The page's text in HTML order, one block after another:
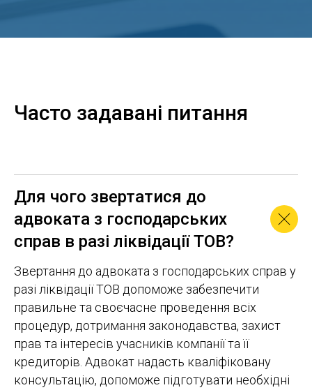
Часто задавані питання
Для чого звертатися до
адвоката з господарських
справ в разі ліквідації ТОВ?
Звертання до адвоката з господарських справ у
разі ліквідації ТОВ допоможе забезпечити
правильне та своєчасне проведення всіх
процедур, дотримання законодавства, захист
прав та інтересів учасників компанії та її
кредиторів. Адвокат надасть кваліфіковану
консультацію, допоможе підготувати необхідні